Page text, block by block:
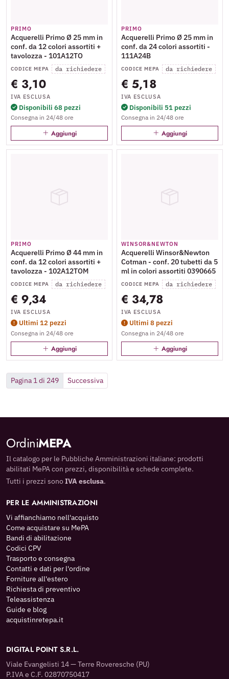
PRIMO
Acquerelli Primo Ø 25 mm in
conf. da 12 colori assortiti +
tavolozza - 101A12TO
CODICE MEPA da richiedere
€ 3,10
IVA ESCLUSA
Disponibili 68 pezzi
Consegna in 24/48 ore
Aggiungi
PRIMO
Acquerelli Primo Ø 25 mm in
conf. da 24 colori assortiti -
111A24B
CODICE MEPA da richiedere
€ 5,18
IVA ESCLUSA
Disponibili 51 pezzi
Consegna in 24/48 ore
Aggiungi
PRIMO
Acquerelli Primo Ø 44 mm in
conf. da 12 colori assortiti +
tavolozza - 102A12TOM
CODICE MEPA da richiedere
€ 9,34
IVA ESCLUSA
Ultimi 12 pezzi
Consegna in 24/48 ore
Aggiungi
WINSOR&NEWTON
Acquerelli Winsor&Newton
Cotman - conf. 20 tubetti da 5
ml in colori assortiti 0390665
CODICE MEPA da richiedere
€ 34,78
IVA ESCLUSA
Ultimi 8 pezzi
Consegna in 24/48 ore
Aggiungi
Pagina 1 di 249 Successiva
OrdiniMEPA
Il catalogo per le Pubbliche Amministrazioni italiane: prodotti
abilitati MePA con prezzi, disponibilità e schede complete.
Tutti i prezzi sonoIVA esclusa.
PER LE AMMINISTRAZIONI
Vi affianchiamo nell'acquisto
Come acquistare su MePA
Bandi di abilitazione
Codici CPV
Trasporto e consegna
Contatti e dati per l'ordine
Forniture all'estero
Richiesta di preventivo
Teleassistenza
Guide e blog
acquistinretepa.it
DIGITAL POINT S.R.L.
Viale Evangelisti 14 — Terre Roveresche (PU)
P.IVA e C.F. 02870750417